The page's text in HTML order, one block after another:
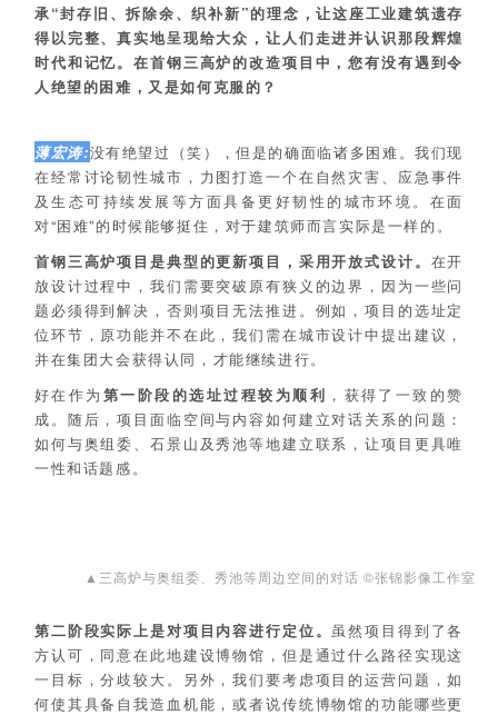
承“封存旧、拆除余、织补新”的理念，让这座工业建筑遗存
得以完整、真实地呈现给大众，让人们走进并认识那段辉煌
时代和记忆。在首钢三高炉的改造项目中，您有没有遇到令
人绝望的困难，又是如何克服的？
薄宏涛:没有绝望过（笑），但是的确面临诸多困难。我们现
在经常讨论韧性城市，力图打造一个在自然灾害、应急事件
及生态可持续发展等方面具备更好韧性的城市环境。在面
对“困难”的时候能够挺住，对于建筑师而言实际是一样的。
首钢三高炉项目是典型的更新项目，采用开放式设计。 在开
放设计过程中，我们需要突破原有狭义的边界，因为一些问
题必须得到解决，否则项目无法推进。例如，项目的选址定
位环节，原功能并不在此，我们需在城市设计中提出建议，
并在集团大会获得认同，才能继续进行。
好在作为 第一阶段的选址过程较为顺利 ，获得了一致的赞
成。随后，项目面临空间与内容如何建立对话关系的问题：
如何与奥组委、石景山及秀池等地建立联系，让项目更具唯
一性和话题感。
▲三高炉与奥组委、秀池等周边空间的对话 ©张锦影像工作室
第二阶段实际上是对项目内容进行定位。虽然项目得到了各
方认可，同意在此地建设博物馆，但是通过什么路径实现这
一目标，分歧较大。另外，我们要考虑项目的运营问题，如
何使其具备自我造血机能，或者说传统博物馆的功能哪些更